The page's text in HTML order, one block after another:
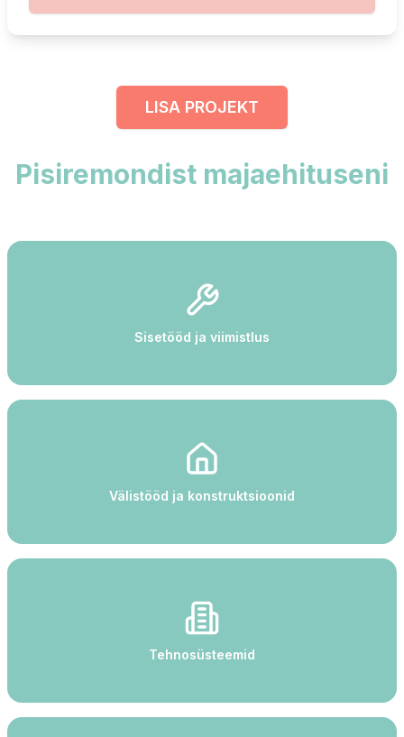
LISA PROJEKT
Pisiremondist majaehituseni
Sisetööd ja viimistlus
Välistööd ja konstruktsioonid
Tehnosüsteemid